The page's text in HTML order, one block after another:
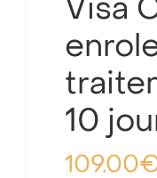
Visa
10
109.00